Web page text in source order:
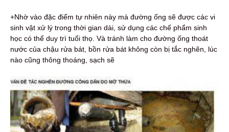
+Nhờ vào đặc điểm tự nhiên này mà đường ống sẽ được các vi
sinh vật xử lý trong thời gian dài, sử dụng các chế phẩm sinh
học có thể duy trì tuổi thọ. Và tránh làm cho đường ống thoát
nước của chậu rửa bát, bồn rửa bát không còn bị tắc nghẽn, lúc
nào cũng thông thoáng, sạch sẽ